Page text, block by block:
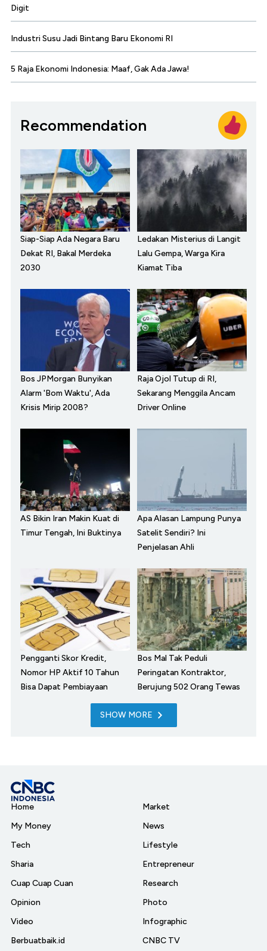
Digit
Industri Susu Jadi Bintang Baru Ekonomi RI
5 Raja Ekonomi Indonesia: Maaf, Gak Ada Jawa!
Recommendation
Siap-Siap Ada Negara Baru
Dekat RI, Bakal Merdeka
2030
Ledakan Misterius di Langit
Lalu Gempa, Warga Kira
Kiamat Tiba
Bos JPMorgan Bunyikan
Alarm 'Bom Waktu', Ada
Krisis Mirip 2008?
Raja Ojol Tutup di RI,
Sekarang Menggila Ancam
Driver Online
AS Bikin Iran Makin Kuat di
Timur Tengah, Ini Buktinya
Apa Alasan Lampung Punya
Satelit Sendiri? Ini
Penjelasan Ahli
Pengganti Skor Kredit,
Nomor HP Aktif 10 Tahun
Bisa Dapat Pembiayaan
Bos Mal Tak Peduli
Peringatan Kontraktor,
Berujung 502 Orang Tewas
SHOW MORE
Home
My Money
Tech
Sharia
Cuap Cuap Cuan
Opinion
Video
Berbuatbaik.id
Market
News
Lifestyle
Entrepreneur
Research
Photo
Infographic
CNBC TV